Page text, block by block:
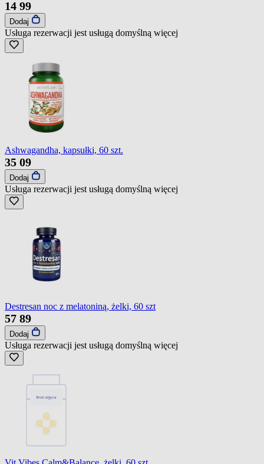
14 99
Dodaj
Usługa rezerwacji jest usługą domyślną więcej
Ashwagandha, kapsułki, 60 szt.
35 09
Dodaj
Usługa rezerwacji jest usługą domyślną więcej
Destresan noc z melatoniną, żelki, 60 szt
57 89
Dodaj
Usługa rezerwacji jest usługą domyślną więcej